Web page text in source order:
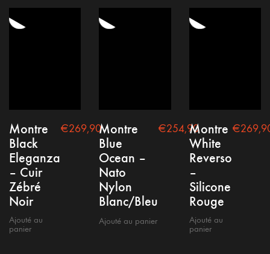
Montre
Black
Eleganza
– Cuir
Zébré
Noir
Ajouté au
panier
€269,90Montre
Blue
Ocean –
Nato
Nylon
Blanc/Bleu
Ajouté au panier
€254,90Montre
White
Reverso
–
Silicone
Rouge
Ajouté au
panier
€
Conditions générales
Copyright @2021 nepto